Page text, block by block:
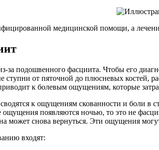
медицинской помощи, а
за подошвенного фасциита. Чтобы его
ступни от пяточной до плюсневых костей,
к болевым ощущениям, которые
к ощущениям скованности и боли в
появляются ночью, то это не
может снова вернуться. Эти ощущения
входят: